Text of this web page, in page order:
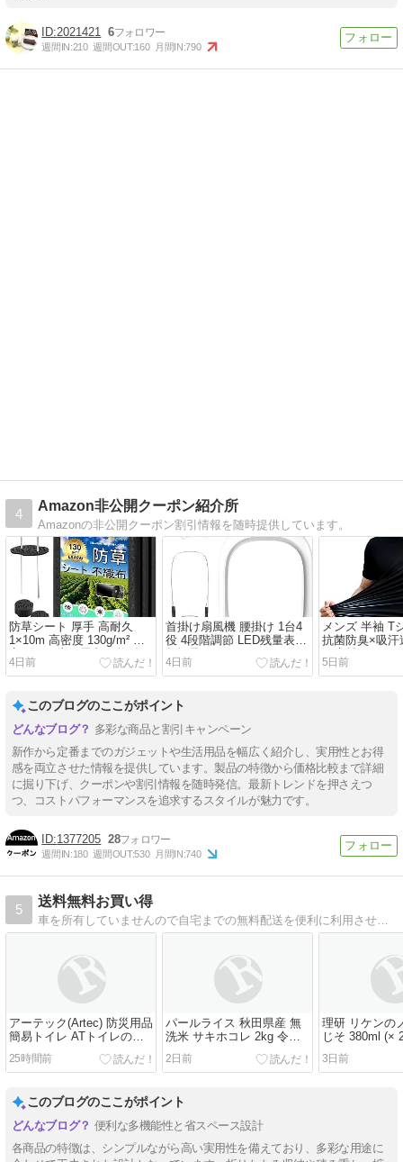
2021421 6
週間IN:210 週間OUT:160 月間IN:790
4
Amazon非公開クーポン紹介所
Amazonの非公開クーポン割引情報を随時提供しています。
防草シート 厚手 高耐久
1×10m 高密度 130g/m² 固
定ピン20本と黒丸20枚付き
4日前
首掛け扇風機 腰掛け 1台4
役 4段階調節 LED残量表示
超軽量
4日前
メンズ 半袖 T
抗菌防臭×吸汗
ュ素材
5日前
このブログのここがポイント
多彩な商品と割引キャンペーン
新作から定番までのガジェットや生活用品を幅広く紹介し、実用性とお得
感を両立させた情報を提供しています。製品の特徴から価格比較まで詳細
に掘り下げ、クーポンや割引情報を随時発信。最新トレンドを押さえつ
つ、コストパフォーマンスを追求するスタイルが魅力です。
1377205 28
週間IN:180 週間OUT:530 月間IN:740
5
送料無料お買い得
車を所有していませんので自宅までの無料配送を便利に利用させてもらっています
アーテック(Artec) 防災用品
簡易トイレ ATトイレの凝
固剤 100個入 35663
25時間前
パールライス 秋田県産 無
洗米 サキホコレ 2kg 令和7
年産 アウトレット
2日前
理研 リケンの
じそ 380ml (×
3日前
このブログのここがポイント
便利な多機能性と省スペース設計
各商品の特徴は、シンプルながら高い実用性を備えており、多彩な用途に